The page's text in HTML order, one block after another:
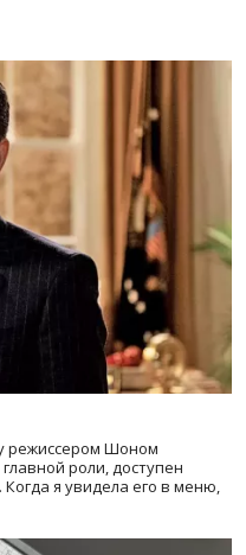
режиссером Шоном
роли, доступен
я увидела его в меню,